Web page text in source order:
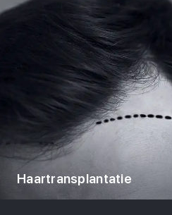
Haartransplantatie